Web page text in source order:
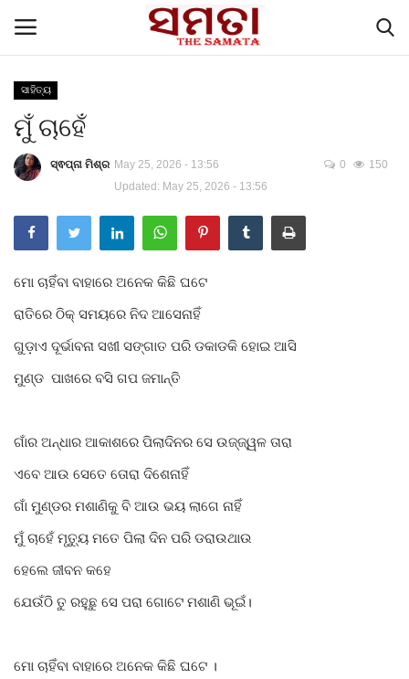
Home
Contacts
English Articles
ବିଶେଷ ପ୍ରସଙ୍ଗ
The Samata, Voice of the people
Gallery
ଆଜିର ଖବର
ସାହିତ୍ୟ
ସାହିତ୍ୟ
ମୁଁ ଚାହେଁ
ସ୍ଵପ୍ନା ମିଶ୍ର May 25, 2026 - 13:56
Updated: May 25, 2026 - 13:56
0 150
ମୋ ଚାହିଁବା ବାହାରେ ଅନେକ କିଛି ଘଟେ
ରାତିରେ ଠିକ୍ ସମୟରେ ନିଦ ଆସେନାହିଁ
ଗୁଡ଼ାଏ ଦୂର୍ଭାବନା ସଖୀ ସଙ୍ଗାତ ପରି ଡକାଡକି ହୋଇ ଆସି
ମୁଣ୍ଡ ପାଖରେ ବସି ଗପ ଜମାନ୍ତି
ଗାଁର ଅନ୍ଧାର ଆକାଶରେ ପିଲାଦିନର ସେ ଉଜ୍ଜ୍ୱଳ ତାରା
ଏବେ ଆଉ ସେତେ ତୋରା ଦିଶେନାହିଁ
ଗାଁ ମୁଣ୍ଡର ମଶାଣିକୁ ବି ଆଉ ଭୟ ଲାଗେ ନାହିଁ
ମୁଁ ଚାହେଁ ମୃତ୍ୟୁ ମତେ ପିଲା ଦିନ ପରି ଡରାଉଥାଉ
ହେଲେ ଜୀବନ କହେ
ଯେଉଁଠି ତୁ ରହୁଛୁ ସେ ପରା ଗୋଟେ ମଶାଣି ଭୂଇଁ।
ମୋ ଚାହିଁବା ବାହାରେ ଅନେକ କିଛି ଘଟେ ।